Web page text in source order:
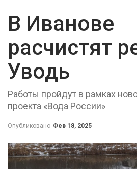
В Иванове
расчистят
Уводь
Работы пройдут в рамках
проекта «Вода России»
Опубликовано Фев 18, 2025